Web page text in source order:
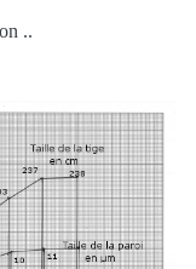
..